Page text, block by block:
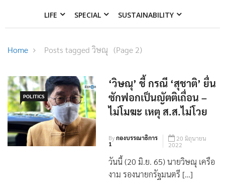
POLITICS BIZ NEWS WORLD
POLITICS
‘วิษณุ’ ชี้ กรณี ‘สุชาติ’ ยื่น
ซักฟอกเป็นญัตติเถื่อน –
ไม่โมฆะ เหตุ ส.ส.ไม่โวย
Byกองบรรณาธิการ
1
20 มิถุนายน
2022
วันนี้ (20 มิ.ย. 65) นายวิษณุ เครือ